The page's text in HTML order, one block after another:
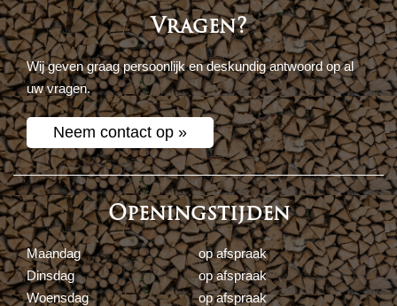
Vragen?
Wij geven graag persoonlijk en deskundig antwoord op al
uw vragen.
Neem contact op »
Openingstijden
Maandag
op afspraak
Dinsdag
op afspraak
Woensdag
op afspraak